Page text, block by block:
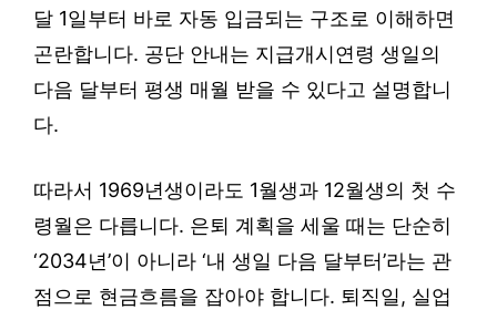
달 1일부터 바로 자동 입금되는 구조로 이해하면
곤란합니다. 공단 안내는 지급개시연령 생일의
다음 달부터 평생 매월 받을 수 있다고 설명합니
다.
따라서 1969년생이라도 1월생과 12월생의 첫 수
령월은 다릅니다. 은퇴 계획을 세울 때는 단순히
‘2034년’이 아니라 ‘내 생일 다음 달부터’라는 관
점으로 현금흐름을 잡아야 합니다. 퇴직일, 실업